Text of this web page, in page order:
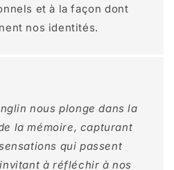
et à la façon dont
nos identités.
nous plonge dans la
la mémoire, capturant
qui passent
à réfléchir à nos